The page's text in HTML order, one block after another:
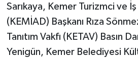
Sarıkaya, Kemer Turizmci ve
(KEMİAD) Başkanı Rıza
Tanıtım Vakfı (KETAV) Basın
Yenigün, Kemer Belediyesi